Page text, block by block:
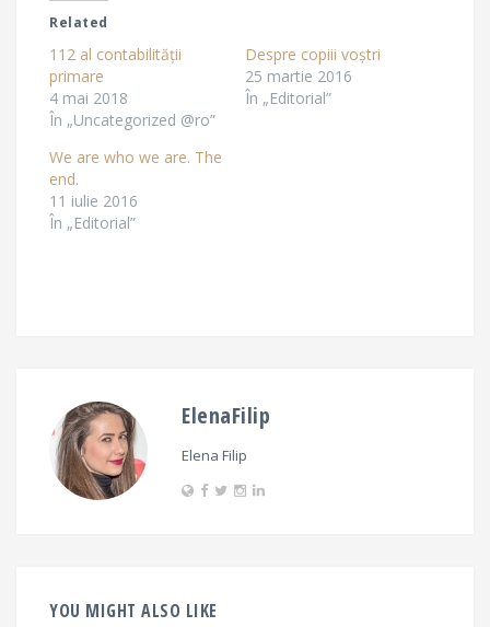
Related
112 al contabilității
primare
4 mai 2018
În „Uncategorized @ro”
Despre copiii voștri
25 martie 2016
În „Editorial”
We are who we are. The
end.
11 iulie 2016
În „Editorial”
ElenaFilip
Elena Filip
YOU MIGHT ALSO LIKE